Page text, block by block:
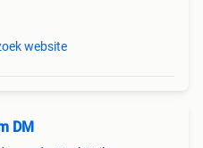
website
DM